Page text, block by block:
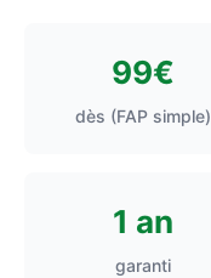
99€
dès (FAP simple)
1 an
garanti